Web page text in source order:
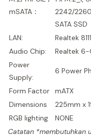
mSATA：
2242/
SATA SSD
LAN:
Realtek
Audio Chip:
Realtek 6-
Power
Supply:
6 Power
Form Factor
mATX
Dimensions
225mm x
RGB lighting
NONE
Catatan *membutuhkan